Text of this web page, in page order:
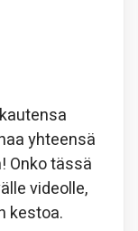
yhteensä
Onko tässä
videolle,
kestoa.